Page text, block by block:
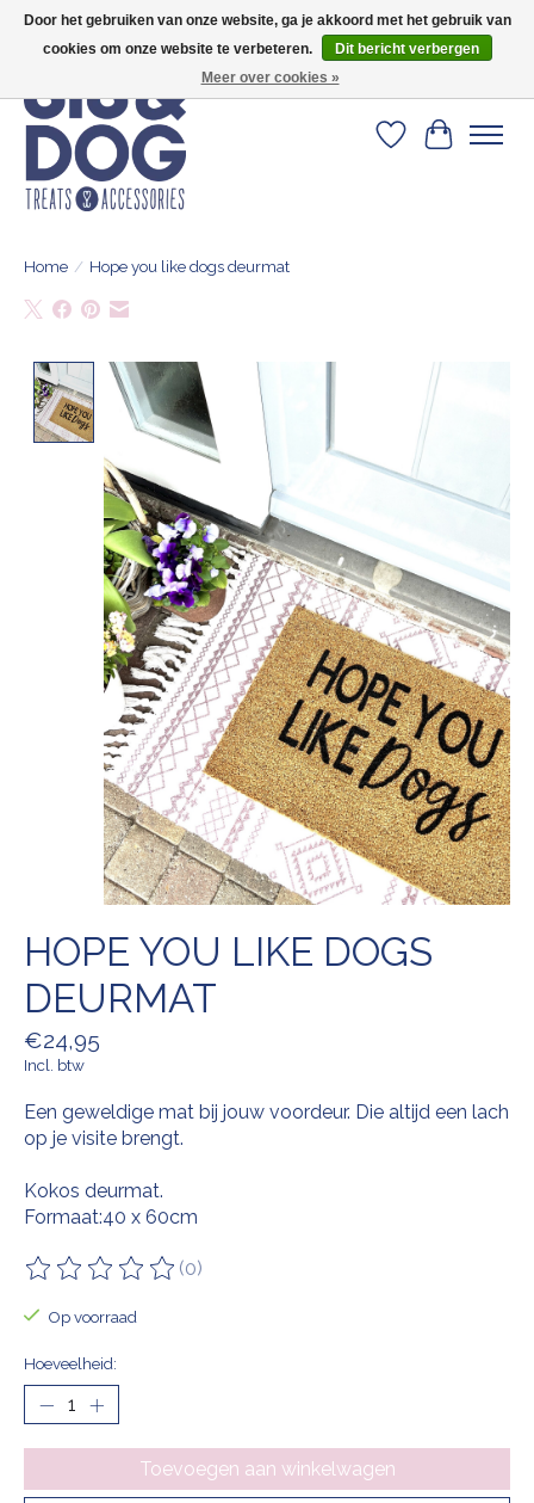
Verlanglijst
Home / Hope you like dogs deurmat
Product image slideshow Items
HOPE YOU LIKE DOGS
DEURMAT
€24,95
Incl. btw
Een geweldige mat bij jouw voordeur. Die altijd een lach
op je visite brengt.
Kokos deurmat.
Formaat:40 x 60cm
De beoordeling van dit product is
(0)
Op voorraad
Hoeveelheid:
Toevoegen aan winkelwagen
Door het gebruiken van onze website, ga je akkoord met het gebruik van
cookies om onze website te verbeteren.
Dit bericht verbergen
Meer over cookies »
Geef je hond het kleedje waar 500+ baasjes fan van zijn!